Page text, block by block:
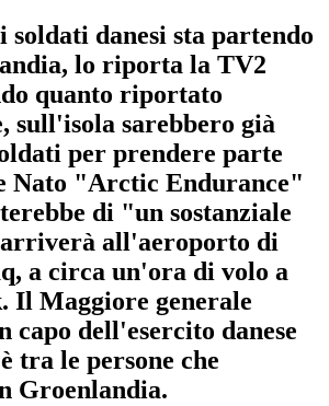
danesi sta partendo
lo riporta la TV2
quanto riportato
sull'isola sarebbero già
per prendere parte
Nato "Arctic Endurance"
di "un sostanziale
all'aeroporto di
a circa un'ora di volo a
Il Maggiore generale
capo dell'esercito danese
tra le persone che
Groenlandia.